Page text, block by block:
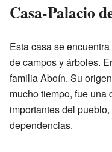
Casa-Palacio
Esta casa se
de campos y árboles.
familia Aboín. Su
mucho tiempo, fue una
importantes del
dependencias.